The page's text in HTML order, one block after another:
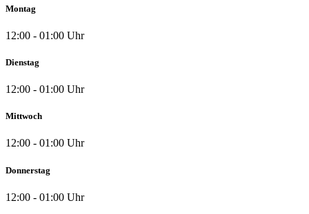
Montag
12:00 - 01:00 Uhr
Dienstag
12:00 - 01:00 Uhr
Mittwoch
12:00 - 01:00 Uhr
Donnerstag
12:00 - 01:00 Uhr